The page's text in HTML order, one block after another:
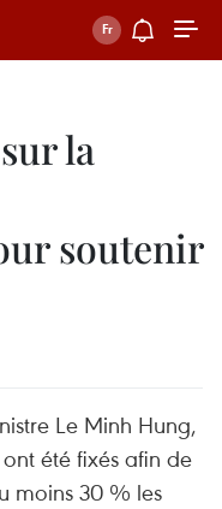
la
soutenir
Le Minh Hung,
été fixés afin de
moins 30 % les